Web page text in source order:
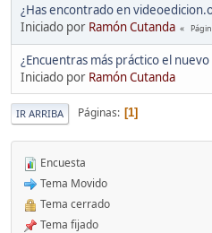
¿Has encontrado en
Iniciado por Ramón Cutanda
¿Encuentras más práctico el
Iniciado por Ramón Cutanda
IR ARRIBA Páginas 1
Encuesta
Tema Movido
Tema cerrado
Tema fijado